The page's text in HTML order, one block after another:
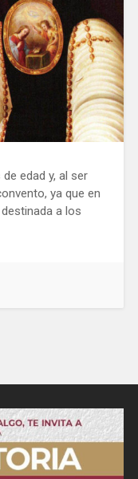
edad y, al ser
ya que en
a los